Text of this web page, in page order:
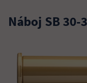
Náboj SB 30-